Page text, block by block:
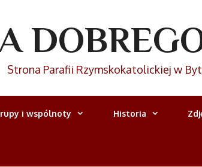
Strona Parafii Rzymskokatolickiej w
i wspólnoty Historia